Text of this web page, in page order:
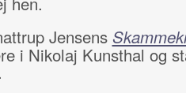
Jensens
i Nikolaj Kunsthal og